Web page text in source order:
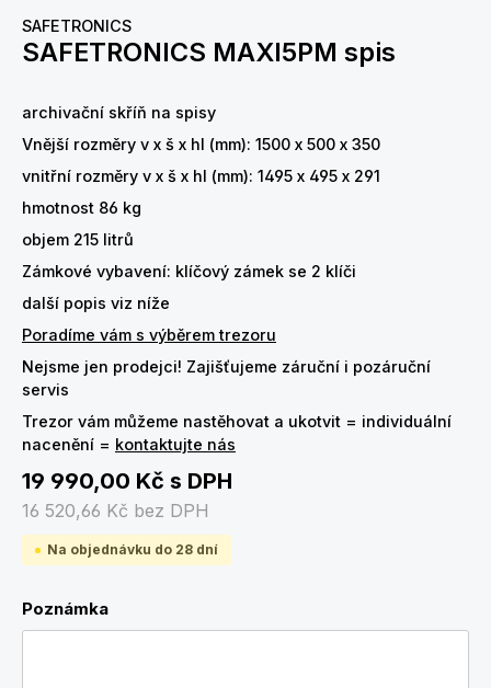
SAFETRONICS
SAFETRONICS MAXI5PM spis
archivační skříň na spisy
Vnější rozměry v x š x hl (mm): 1500 x 500 x 350
vnitřní rozměry v x š x hl (mm): 1495 x 495 x 291
hmotnost 86 kg
objem 215 litrů
Zámkové vybavení: klíčový zámek se 2 klíči
další popis viz níže
Poradíme vám s výběrem trezoru
Nejsme jen prodejci! Zajišťujeme záruční i pozáruční
servis
Trezor vám můžeme nastěhovat a ukotvit = individuální
nacenění = kontaktujte nás
19 990,00 Kč s DPH
16 520,66 Kč bez DPH
Na objednávku do 28 dní
Poznámka